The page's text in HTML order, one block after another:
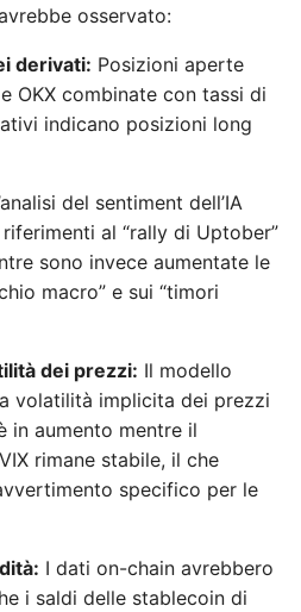
osservato:
derivati: Posizioni aperte
OKX combinate con tassi di
indicano posizioni long
del sentiment dell’IA
al “rally di Uptober”
sono invece aumentate le
macro” e sui “timori
dei prezzi: Il modello
volatilità implicita dei prezzi
in aumento mentre il
rimane stabile, il che
specifico per le
I dati on-chain avrebbero
i saldi delle stablecoin di